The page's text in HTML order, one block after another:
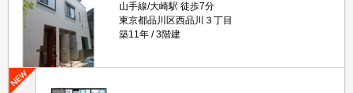
山手線/大崎駅 徒歩7分
東京都品川区西品川３丁目
築11年
3階建